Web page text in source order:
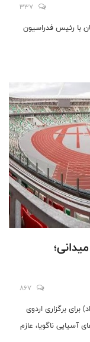
337
با رئیس فدراسیون
867
ایران بامداد امروز (یکشنبه، ۴ مرداد) برای برگزاری اردوی
آسیایی ناگویا، عازم